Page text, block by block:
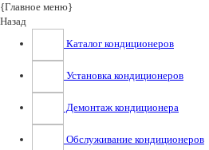
{Главное меню}
Назад
Каталог кондиционеров
Установка кондиционеров
Демонтаж кондиционера
Обслуживание кондиционеров